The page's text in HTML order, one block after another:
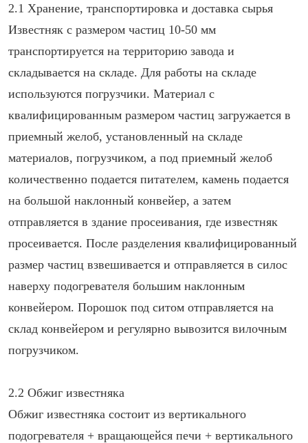
2.1 Хранение, транспортировка и доставка сырья
Известняк с размером частиц 10-50 мм
транспортируется на территорию завода и
складывается на складе. Для работы на складе
используются погрузчики. Материал с
квалифицированным размером частиц загружается в
приемный желоб, установленный на складе
материалов, погрузчиком, а под приемный желоб
количественно подается питателем, камень подается
на большой наклонный конвейер, а затем
отправляется в здание просеивания, где известняк
просеивается. После разделения квалифицированный
размер частиц взвешивается и отправляется в силос
наверху подогревателя большим наклонным
конвейером. Порошок под ситом отправляется на
склад конвейером и регулярно вывозится вилочным
погрузчиком.
2.2 Обжиг известняка
Обжиг известняка состоит из вертикального
подогревателя + вращающейся печи + вертикального